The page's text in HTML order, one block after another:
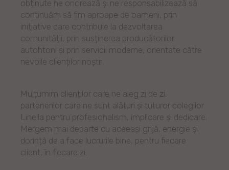
obținute ne onorează și ne responsabilizează să
continuăm să fim aproape de oameni, prin
inițiative care contribuie la dezvoltarea
comunității, prin susținerea producătorilor
autohtoni și prin servicii moderne, orientate către
nevoile clienților noștri.
Mulțumim clienților care ne aleg zi de zi,
partenerilor care ne sunt alături și tuturor colegilor
Linella pentru profesionalism, implicare și dedicare.
Mergem mai departe cu aceeași grijă, energie și
dorință de a face lucrurile bine, pentru fiecare
client, în fiecare zi.